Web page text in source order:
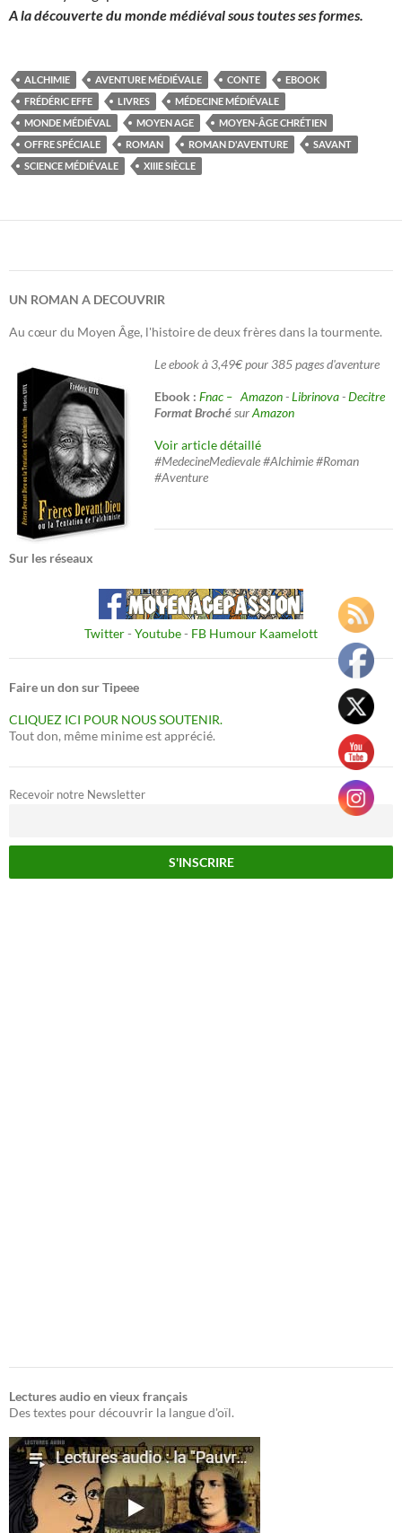
A la découverte du monde médiéval sous toutes ses formes.
ALCHIMIE AVENTURE MÉDIÉVALE CONTE
EBOOK
FRÉDÉRIC EFFE
LIVRES
MÉDECINE MÉDIÉVALE
MONDE MÉDIÉVAL
MOYEN AGE
MOYEN-ÂGE CHRÉTIEN
OFFRE SPÉCIALE
ROMAN ROMAN D'AVENTURE
SAVANT
SCIENCE MÉDIÉVALE
XIIIE SIÈCLE
UN ROMAN A DECOUVRIR
Au cœur du Moyen Âge, l'histoire de deux frères dans la tourmente.
Le ebook à 3,49€ pour 385 pages d'aventure
Ebook : Fnac – Amazon-Librinova-Decitre
Format BrochésurAmazon
Voir article détaillé
#MedecineMedievale #Alchimie #Roman
#Aventure
Sur les réseaux
Twitter- Youtube- FB Humour Kaamelott
Faire un don sur Tipeee
CLIQUEZ ICI POUR NOUS SOUTENIR.
Tout don, même minime est apprécié.
Recevoir notre Newsletter
Lectures audio en vieux français
Des textes pour découvrir la langue d'oïl.